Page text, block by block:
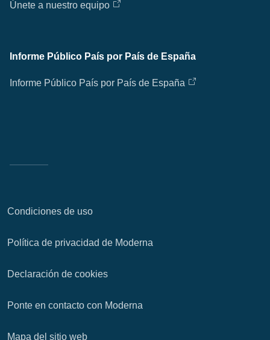
Únete a nuestro equipo
Informe Público País por País de España
Informe Público País por País de España
Condiciones de uso
Política de privacidad de Moderna
Declaración de cookies
Ponte en contacto con Moderna
Mapa del sitio web